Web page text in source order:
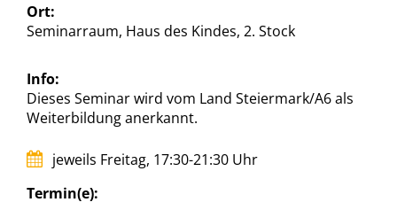
Ort:
Seminarraum, Haus des Kindes, 2. Stock
Info:
Dieses Seminar wird vom Land Steiermark/A6 als
Weiterbildung anerkannt.
jeweils Freitag, 17:30-21:30 Uhr
Termin(e):